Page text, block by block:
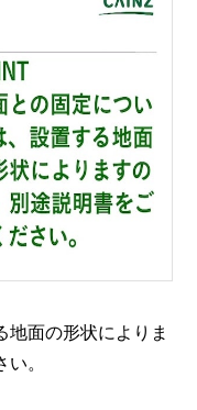
地面の形状によりま
。